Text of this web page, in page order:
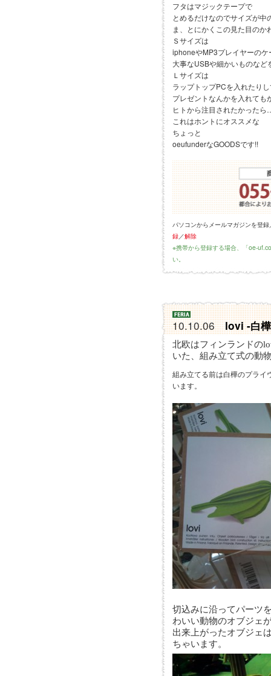
フタはマジックテープで
とめるだけなのでサイズが
ま、とにかくこの見た目のか
Ｓサイズは
iphoneやMP3プレイヤーの
大事なUSBや細かいものな
Ｌサイズは
ラップトップPCを入れたり
プレゼントなんかを入れても
ヒトから注目されたかった
これはホントにオススメな
ちょっと
oeufunderなGOODSです!!
パソコンからメールマガジンを登
録／解除
※携帯から登録する場合、「oe-
い。
10.10.06lovi -白
北欧はフィンランドの
いた、組み立て式の動
組み立てる前は白樺のプライ
います。
切込みに沿ってパーツ
わいい動物のオブジェ
出来上がったオブジェ
ちゃいます。